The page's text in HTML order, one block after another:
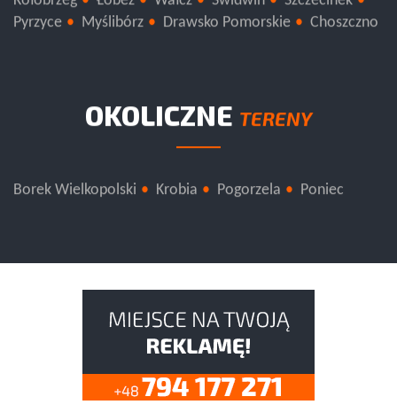
Kołobrzeg
Łobez Wałcz Świdwin
Szczecinek
Pyrzyce
Myślibórz Drawsko Pomorskie Choszczno
OKOLICZNE TERENY
Borek Wielkopolski Krobia Pogorzela Poniec